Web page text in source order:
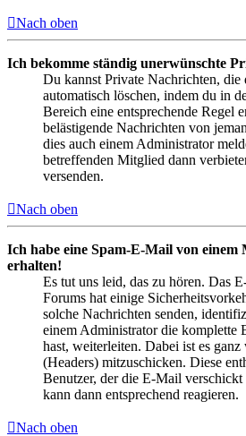
Nach oben
Ich bekomme ständig unerwünschte
Du kannst Private Nachrichten,
automatisch löschen, indem du in
Bereich eine entsprechende Regel
belästigende Nachrichten von
dies auch einem Administrator
betreffenden Mitglied dann
versenden.
Nach oben
Ich habe eine Spam-E-Mail von einem
erhalten!
Es tut uns leid, das zu hören. Das
Forums hat einige
solche Nachrichten senden,
einem Administrator die komplette
hast, weiterleiten. Dabei ist es
(Headers) mitzuschicken. Diese
Benutzer, der die E-Mail
kann dann entsprechend reagieren.
Nach oben